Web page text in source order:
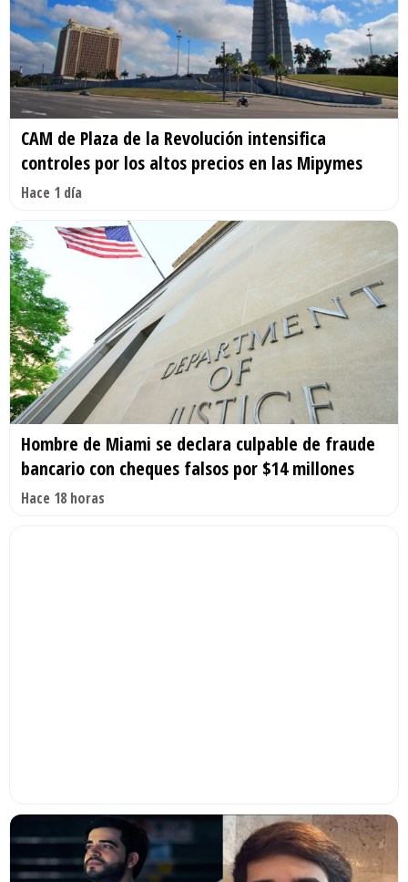
CAM de Plaza de la Revolución intensifica
controles por los altos precios en las Mipymes
Hace 1 día
Hombre de Miami se declara culpable de fraude
bancario con cheques falsos por $14 millones
Hace 18 horas